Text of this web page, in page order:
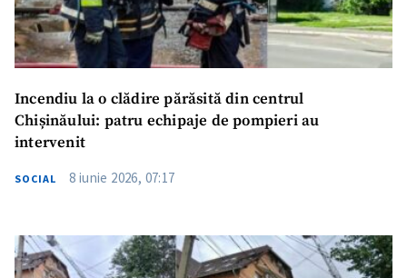
Incendiu la o clădire părăsită din centrul
Chișinăului: patru echipaje de pompieri au
intervenit
SOCIAL 8 iunie 2026, 07:17